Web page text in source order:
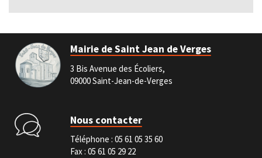
Mairie de Saint Jean de Verges
3 Bis Avenue des Écoliers,
09000 Saint-Jean-de-Verges
Nous contacter
Téléphone : 05 61 05 35 60
Fax : 05 61 05 29 22